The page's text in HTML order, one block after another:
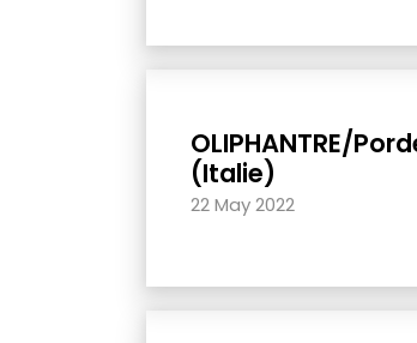
OLIPHANTRE/
(Italie)
22 May 2022